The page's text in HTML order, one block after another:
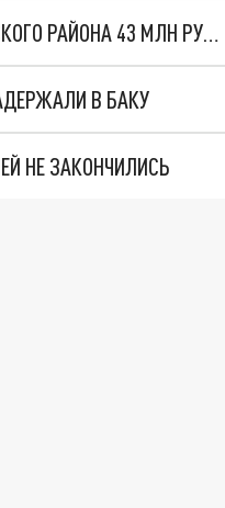
ЗАСТРОЙЩИК ПЫТАЕТСЯ ОТСУДИТЬ У АДМИНИСТРАЦИИ МЯСНИКОВСКОГО РАЙОНА 43 МЛН РУБЛЕЙ
В БАКУ
НЕ ЗАКОНЧИЛИСЬ